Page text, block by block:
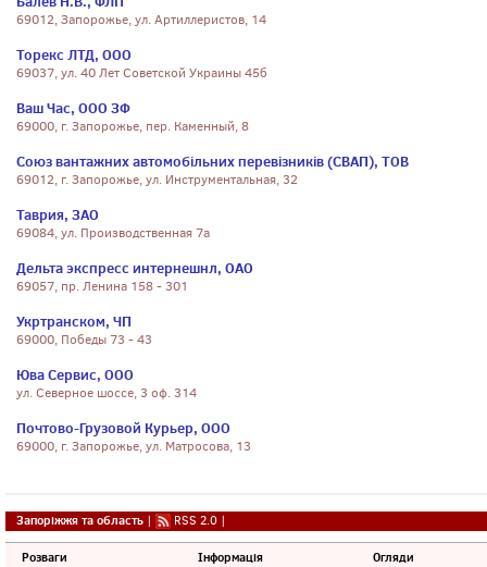
69012, Запорожье, ул. Артиллеристов, 14
Торекс ЛТД, ООО
69037, ул. 40 Лет Советской Украины 45б
Ваш Час, ООО ЗФ
69000, г. Запорожье, пер. Каменный, 8
Союз вантажних автомобільних перевізників (СВАП), ТОВ
69012, г. Запорожье, ул. Инструментальная, 32
Таврия, ЗАО
69084, ул. Производственная 7а
Дельта экспресс интернешнл, ОАО
69057, пр. Ленина 158 - 301
Укртранском, ЧП
69000, Победы 73 - 43
Юва Сервис, ООО
ул. Северное шоссе, 3 оф. 314
Почтово-Грузовой Курьер, ООО
69000, г. Запорожье, ул. Матросова, 13
Запоріжжя та область | RSS 2.0 |
Розваги Інформація Огляди